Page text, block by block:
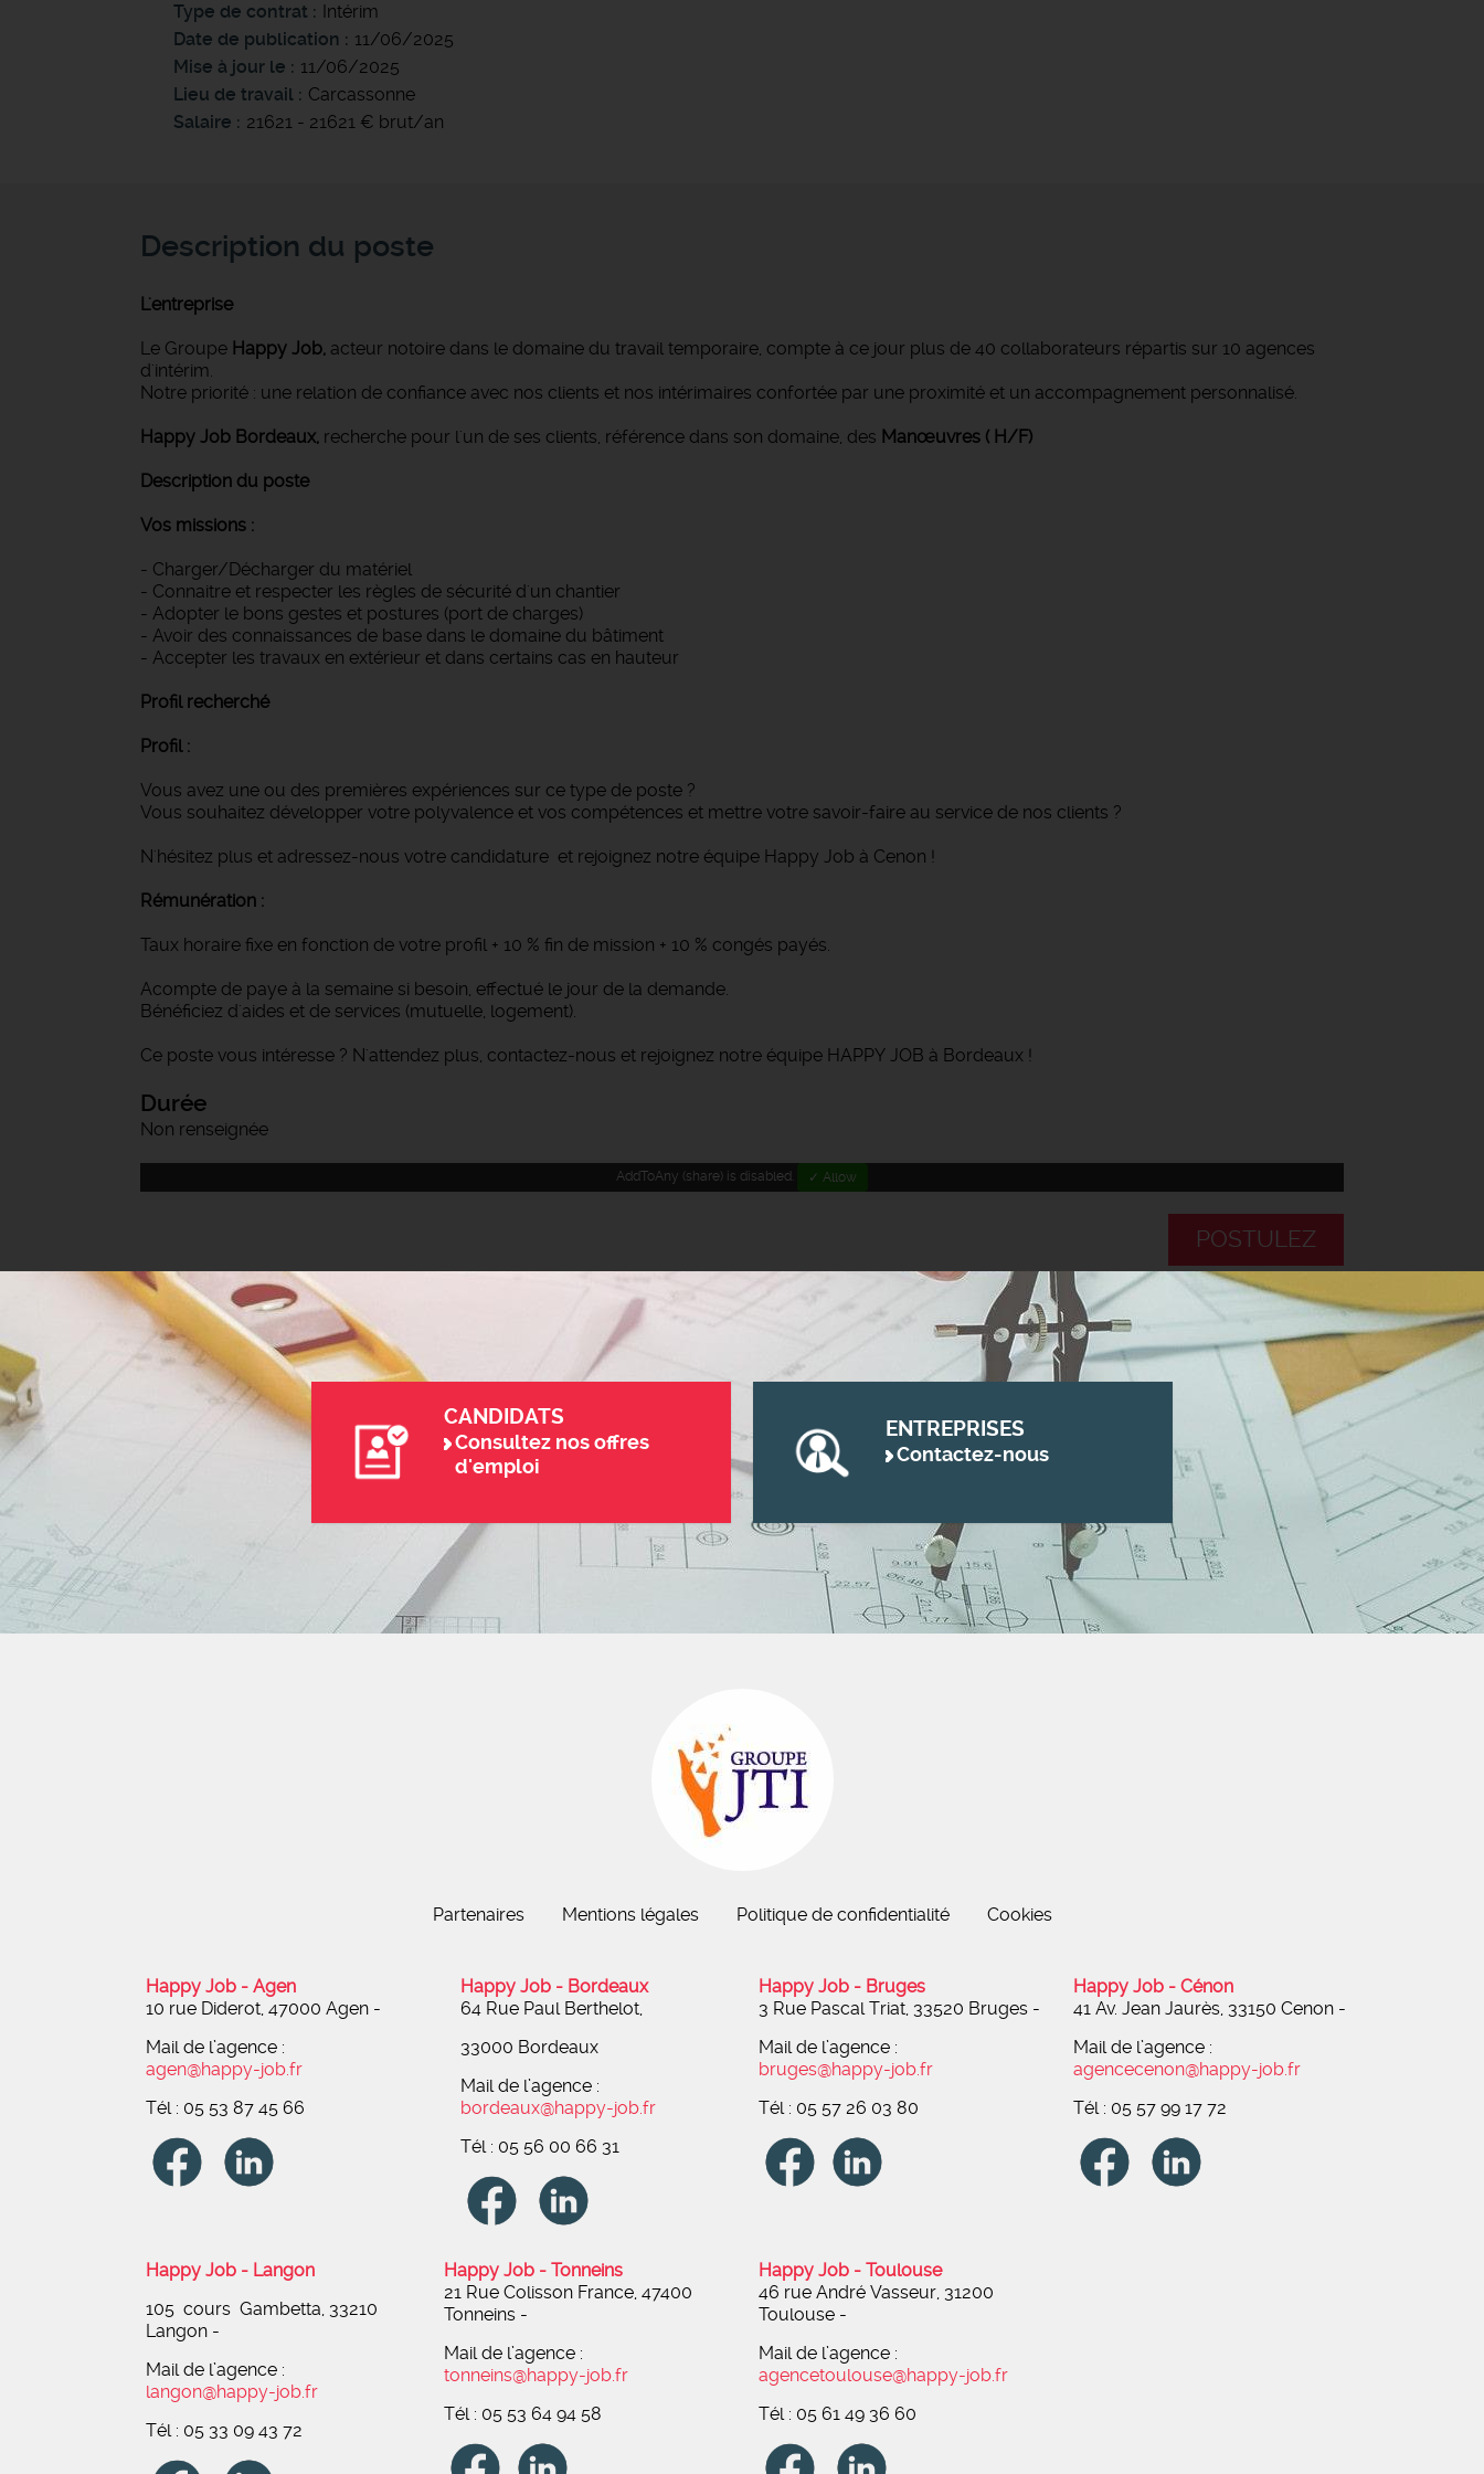
Type de contrat
Intérim
Date de publication
11/06/2025
Mise à jour le
11/06/2025
Lieu de travail
Carcassonne
Salaire
21621 - 21621 € brut/an
Description du poste
L'entreprise
Le Groupe Happy Job, acteur notoire dans le domaine du travail temporaire, compte à ce jour plus de 40 collaborateurs répartis sur 10 agences
d'intérim.
Notre priorité : une relation de confiance avec nos clients et nos intérimaires confortée par une proximité et un accompagnement personnalisé.
Happy Job Bordeaux, recherche pour l'un de ses clients, référence dans son domaine, des Manœuvres ( H/F)
Description du poste
Vos missions :
- Charger/Décharger du matériel
- Connaitre et respecter les règles de sécurité d'un chantier
- Adopter le bons gestes et postures (port de charges)
- Avoir des connaissances de base dans le domaine du bâtiment
- Accepter les travaux en extérieur et dans certains cas en hauteur
Profil recherché
Profil :
Vous avez une ou des premières expériences sur ce type de poste ?
Vous souhaitez développer votre polyvalence et vos compétences et mettre votre savoir-faire au service de nos clients ?
N'hésitez plus et adressez-nous votre candidature et rejoignez notre équipe Happy Job à Cenon !
Rémunération :
Taux horaire fixe en fonction de votre profil + 10 % fin de mission + 10 % congés payés.
Acompte de paye à la semaine si besoin, effectué le jour de la demande.
Bénéficiez d'aides et de services (mutuelle, logement).
Ce poste vous intéresse ? N'attendez plus, contactez-nous et rejoignez notre équipe HAPPY JOB à Bordeaux !
Durée
Non renseignée
AddToAny (share) is disabled. ✓ Allow
POSTULEZ
CANDIDATS
Consultez nos offres
d'emploi
ENTREPRISES
Contactez-nous
Partenaires Mentions légales Politique de confidentialité Cookies
Happy Job - Agen
10 rue Diderot, 47000 Agen -
Mail de l’agence :
agen@happy-job.fr
Tél : 05 53 87 45 66
Happy Job - Bordeaux
64 Rue Paul Berthelot,
33000 Bordeaux
Mail de l’agence :
bordeaux@happy-job.fr
Tél : 05 56 00 66 31
Happy Job - Bruges
3 Rue Pascal Triat, 33520 Bruges -
Mail de l’agence :
bruges@happy-job.fr
Tél : 05 57 26 03 80
Happy Job - Cénon
41 Av. Jean Jaurès, 33150 Cenon -
Mail de l’agence :
agencecenon@happy-job.fr
Tél : 05 57 99 17 72
Happy Job - Langon
105 cours Gambetta, 33210
Langon -
Mail de l’agence :
langon@happy-job.fr
Tél : 05 33 09 43 72
Happy Job - Tonneins
21 Rue Colisson France, 47400
Tonneins -
Mail de l’agence :
tonneins@happy-job.fr
Tél : 05 53 64 94 58
Happy Job - Toulouse
46 rue André Vasseur, 31200
Toulouse -
Mail de l’agence :
agencetoulouse@happy-job.fr
Tél : 05 61 49 36 60